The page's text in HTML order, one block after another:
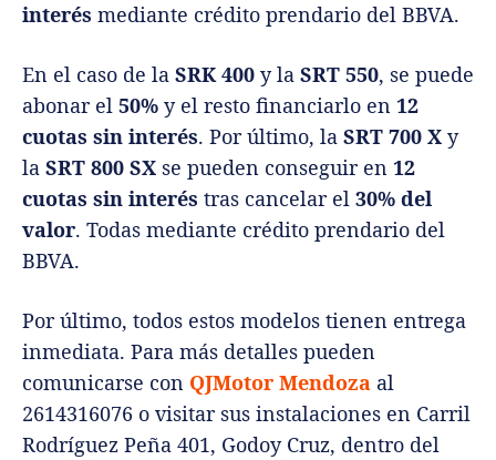
interés mediante crédito prendario del BBVA.
En el caso de la SRK 400 y la SRT 550, se puede
abonar el 50% y el resto financiarlo en 12
cuotas sin interés. Por último, la SRT 700 X y
la SRT 800 SX se pueden conseguir en 12
cuotas sin interés tras cancelar el 30% del
valor. Todas mediante crédito prendario del
BBVA.
Por último, todos estos modelos tienen entrega
inmediata. Para más detalles pueden
comunicarse con QJMotor Mendoza al
2614316076 o visitar sus instalaciones en Carril
Rodríguez Peña 401, Godoy Cruz, dentro del